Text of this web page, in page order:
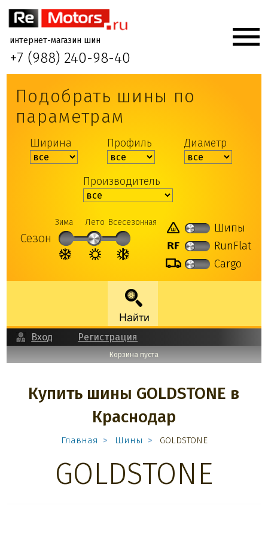
интернет-магазин шин
+7 (988) 240-98-40
Подобрать шины по
параметрам
Ширина Профиль Диаметр
Производитель
Сезон
Зима Лето Всесезонная
Шипы
RunFlat
Cargo
Вход Регистрация
Корзина пуста
Купить шины GOLDSTONE в
Краснодар
Главная Шины GOLDSTONE
GOLDSTONE